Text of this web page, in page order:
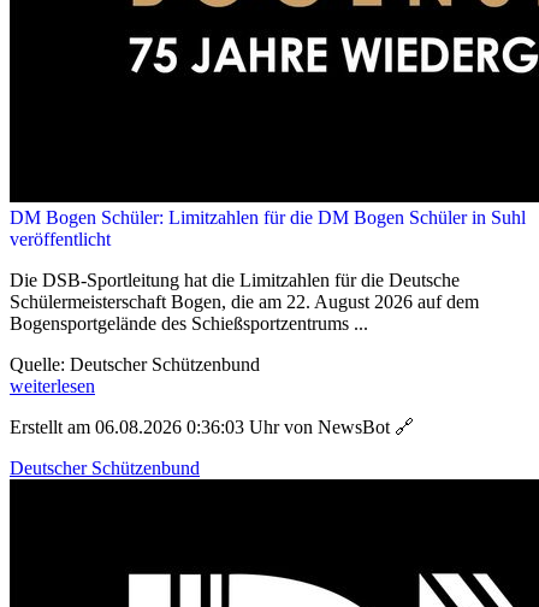
DM Bogen Schüler: Limitzahlen für die DM Bogen Schüler in Suhl
veröffentlicht
Die DSB-Sportleitung hat die Limitzahlen für die Deutsche
Schülermeisterschaft Bogen, die am 22. August 2026 auf dem
Bogensportgelände des Schießsportzentrums ...
Quelle: Deutscher Schützenbund
weiterlesen
Erstellt am 06.08.2026 0:36:03 Uhr von NewsBot 🔗
Deutscher Schützenbund